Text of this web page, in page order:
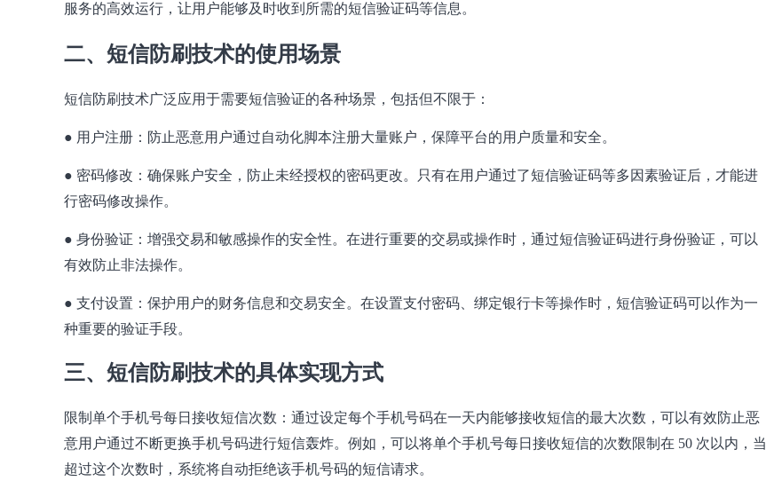
服务的高效运行，让用户能够及时收到所需的短信验证码等信息。
二、短信防刷技术的使用场景
短信防刷技术广泛应用于需要短信验证的各种场景，包括但不限于：
● 用户注册：防止恶意用户通过自动化脚本注册大量账户，保障平台的用户质量和安全。
● 密码修改：确保账户安全，防止未经授权的密码更改。只有在用户通过了短信验证码等多因素验证后，才能进
行密码修改操作。
● 身份验证：增强交易和敏感操作的安全性。在进行重要的交易或操作时，通过短信验证码进行身份验证，可以
有效防止非法操作。
● 支付设置：保护用户的财务信息和交易安全。在设置支付密码、绑定银行卡等操作时，短信验证码可以作为一
种重要的验证手段。
三、短信防刷技术的具体实现方式
限制单个手机号每日接收短信次数：通过设定每个手机号码在一天内能够接收短信的最大次数，可以有效防止恶
意用户通过不断更换手机号码进行短信轰炸。例如，可以将单个手机号每日接收短信的次数限制在 50 次以内，当
超过这个次数时，系统将自动拒绝该手机号码的短信请求。